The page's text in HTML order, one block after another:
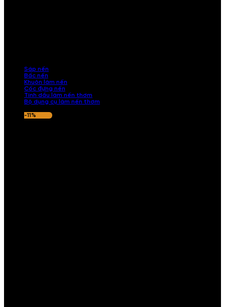
Sáp nến
Bấc nến
Khuôn làm nến
Cốc đựng nến
Tinh dầu làm nến thơm
Bộ dụng cụ làm nến thơm
-11%